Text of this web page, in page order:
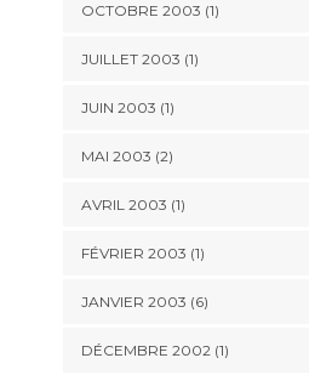
OCTOBRE 2003 (1)
JUILLET 2003 (1)
JUIN 2003 (1)
MAI 2003 (2)
AVRIL 2003 (1)
FÉVRIER 2003 (1)
JANVIER 2003 (6)
DÉCEMBRE 2002 (1)